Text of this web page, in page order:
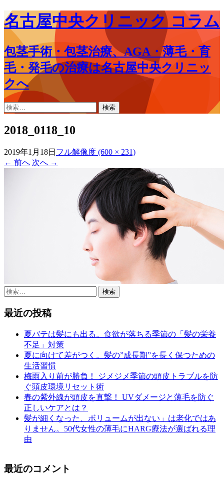
名古屋中央クリニック コラム
包茎手術・包茎治療、AGA・薄毛・育
毛・発毛の治療は名古屋中央クリニッ
クへ
コ
ン
テ
ツ
ス
検
索:
2018_0118_10
2019年1月18日 フル解像度 (600 × 231)
← 前へ 次へ →
検
最近の投稿
夏バテは髪にも出る。食欲が落ちる季節の「髪の栄養
不足」対策
夏に向けて差がつく。髪の”成長期”を長く保つための
生活習慣
梅雨入り前が勝負！ ジメジメ季節の頭皮トラブルを防
ぐ頭皮環境リセット術
春の紫外線が頭皮を直撃！ UVダメージと薄毛を防ぐ
正しいケアとは？
髪が細くなった、ボリュームが出ない」は老化ではあ
りません。50代女性の薄毛にHARG療法が選ばれる理
由
最近のコメント